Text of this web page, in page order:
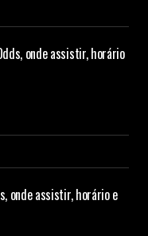
onde assistir, horário
onde assistir, horário e